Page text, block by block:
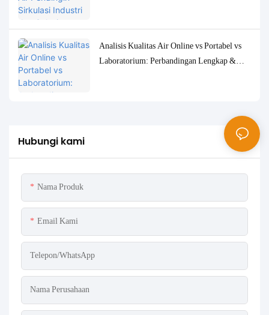
Analisis Kualitas Air Online vs Portabel vs
Laboratorium: Perbandingan Lengkap &
Hubungi kami
Nama Produk
Email Kami
Telepon/WhatsApp
Nama Perusahaan